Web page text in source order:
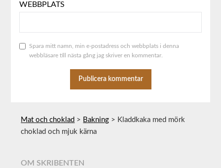
WEBBPLATS
Spara mitt namn, min e-postadress och webbplats i denna
webbläsare till nästa gång jag skriver en kommentar.
Mat och choklad > Bakning > Kladdkaka med mörk
choklad och mjuk kärna
OM SKRIBENTEN